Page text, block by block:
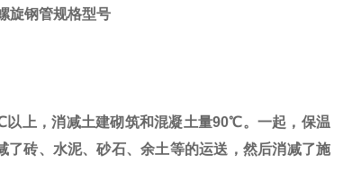
旋钢管规格型号
上，消减土建砌筑和混凝土量90℃。一起，保温
砖、水泥、砂石、余土等的运送，然后消减了施